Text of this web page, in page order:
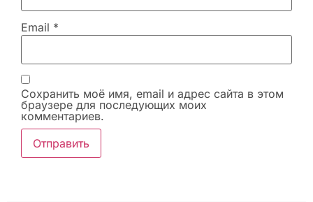
Email *
Сохранить моё имя, email и адрес сайта в этом
браузере для последующих моих
комментариев.